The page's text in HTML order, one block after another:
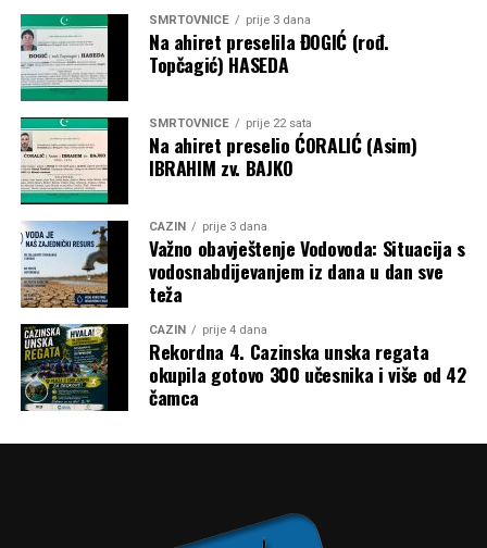
SMRTOVNICE prije 3 dana
Na ahiret preselila ĐOGIĆ (rođ.
Topčagić) HASEDA
SMRTOVNICE prije 22 sata
Na ahiret preselio ĆORALIĆ (Asim)
IBRAHIM zv. BAJKO
CAZIN prije 3 dana
Važno obavještenje Vodovoda: Situacija s
vodosnabdijevanjem iz dana u dan sve
teža
CAZIN prije 4 dana
Rekordna 4. Cazinska unska regata
okupila gotovo 300 učesnika i više od 42
čamca